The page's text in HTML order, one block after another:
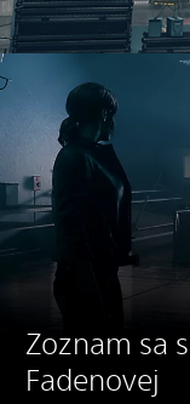
Zoznam sa
Fadenovej